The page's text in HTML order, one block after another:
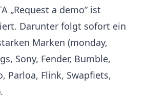
„Request a demo” ist
Darunter folgt sofort ein
Marken (monday,
Sony, Fender, Bumble,
Parloa, Flink, Swapfiets,